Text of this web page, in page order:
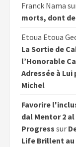
Franck Nama
morts, dont
Etoua Etoua
La Sortie de
l’Honorable
Adressée à
Michel
Favorire
dal Mentor 2
Progress sur
Life Brillent au